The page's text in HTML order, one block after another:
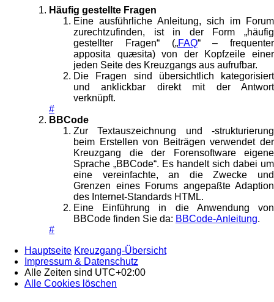
Häufig gestellte Fragen
Eine ausführliche Anleitung, sich im Forum
zurechtzufinden, ist in der Form „häufig
gestellter Fragen“ („FAQ“ – frequenter
apposita quæsita) von der Kopfzeile einer
jeden Seite des Kreuzgangs aus aufrufbar.
Die Fragen sind übersichtlich kategorisiert
und anklickbar direkt mit der Antwort
verknüpft.
#
BBCode
Zur Textauszeichnung und -strukturierung
beim Erstellen von Beiträgen verwendet der
Kreuzgang die der Forensoftware eigene
Sprache „BBCode“. Es handelt sich dabei um
eine vereinfachte, an die Zwecke und
Grenzen eines Forums angepaßte Adaption
des Internet-Standards HTML.
Eine Einführung in die Anwendung von
BBCode finden Sie da: BBCode-Anleitung.
#
Hauptseite Kreuzgang-Übersicht
Impressum & Datenschutz
Alle Zeiten sind UTC+02:00
Alle Cookies löschen